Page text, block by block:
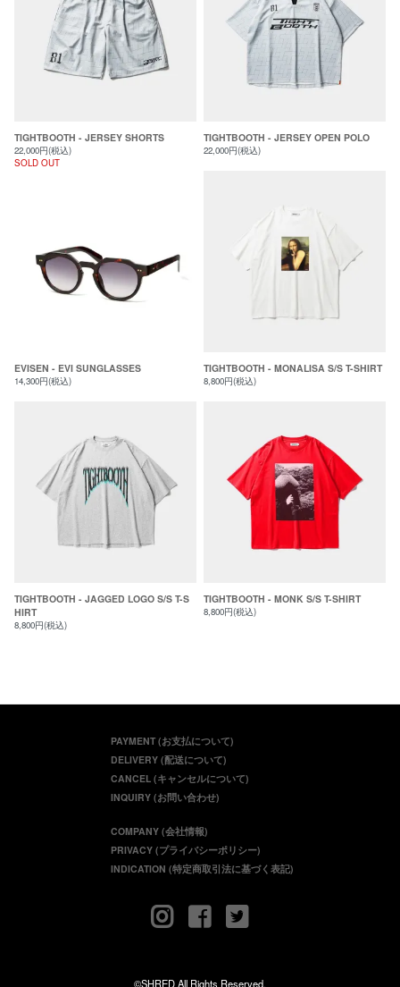
TIGHTBOOTH - JERSEY SHORTS
22,000円(税込)
SOLD OUT
TIGHTBOOTH - JERSEY OPEN POLO
22,000円(税込)
EVISEN - EVI SUNGLASSES
14,300円(税込)
TIGHTBOOTH - MONALISA S/S T-SHIRT
8,800円(税込)
TIGHTBOOTH - JAGGED LOGO S/S T-S
HIRT
8,800円(税込)
TIGHTBOOTH - MONK S/S T-SHIRT
8,800円(税込)
PAYMENT (お支払について)
DELIVERY (配送について)
CANCEL (キャンセルについて)
INQUIRY (お問い合わせ)
COMPANY (会社情報)
PRIVACY (プライバシーポリシー)
INDICATION (特定商取引法に基づく表記)
©SHRED All Rights Reserved.